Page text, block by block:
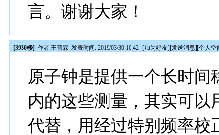
言。谢谢大家！
[3930楼] 作者:王普霖 发表时间: 2019/03/30 10:42 [加为好友][发送消息][个人空
原子钟是提供一个长时
内的这些测量，其实可
代替，用经过特别频率校